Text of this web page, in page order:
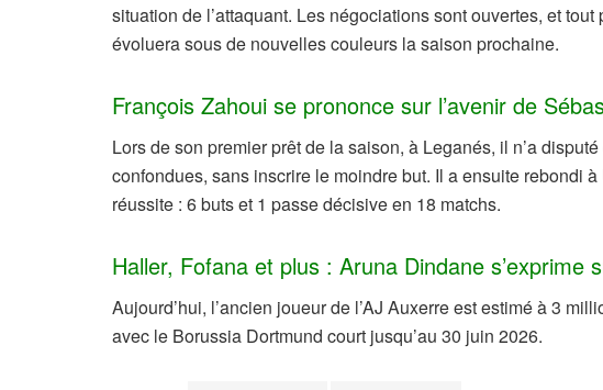
situation de l’attaquant. Les négociations sont ouvertes, et
évoluera sous de nouvelles couleurs la saison prochaine.
François Zahoui se prononce sur l’avenir de
Lors de son premier prêt de la saison, à Leganés, il n’a
confondues, sans inscrire le moindre but. Il a ensuite rebondi
réussite : 6 buts et 1 passe décisive en 18 matchs.
Haller, Fofana et plus : Aruna Dindane s’exprime
Aujourd’hui, l’ancien joueur de l’AJ Auxerre est estimé à 3
avec le Borussia Dortmund court jusqu’au 30 juin 2026.